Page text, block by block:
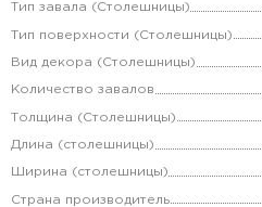
Тип завала (Столешницы)
Тип поверхности (Столешницы)
Вид декора (Столешницы)
Количество завалов
Толщина (Столешницы)
Длина (столешницы)
Ширина (столешницы)
Страна производитель